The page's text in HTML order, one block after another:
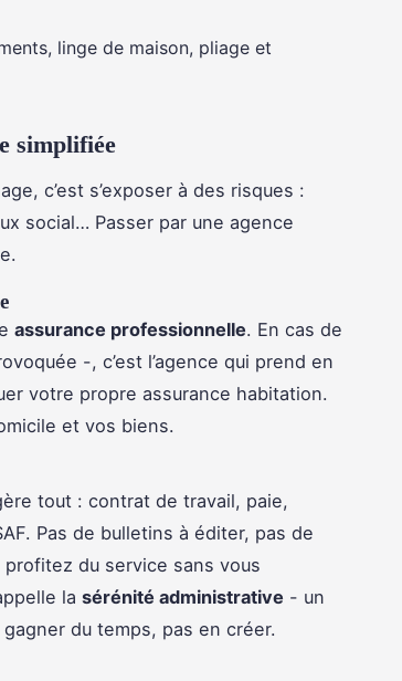
linge de maison, pliage et
simplifiée
c’est s’exposer à des risques :
social… Passer par une agence
assurance professionnelle. En cas de
-, c’est l’agence qui prend en
votre propre assurance habitation.
et vos biens.
tout : contrat de travail, paie,
Pas de bulletins à éditer, pas de
du service sans vous
la sérénité administrative - un
du temps, pas en créer.